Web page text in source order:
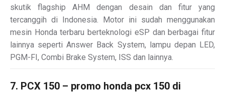
skutik flagship AHM dengan desain dan fitur yang
tercanggih di Indonesia. Motor ini sudah menggunakan
mesin Honda terbaru berteknologi eSP dan berbagai fitur
lainnya seperti Answer Back System, lampu depan LED,
PGM-FI, Combi Brake System, ISS dan lainnya.
7. PCX 150 – promo honda pcx 150 di